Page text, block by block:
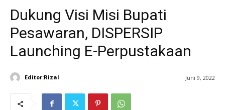
Dukung Visi Misi Bupati
Pesawaran, DISPERSIP
Launching E-Perpustakaan
Editor:Rizal Juni 9, 2022